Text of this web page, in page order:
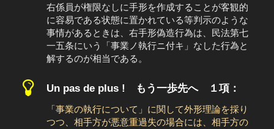
右係員が権限なしに手形を作成することが客観的
に容易である状態に置かれている等判示のような
事情があるときは、右手形偽造行為は、民法第七
一五条にいう「事業ノ執行ニ付キ」なした行為と
解するのが相当である。
Un pas de plus ! もう一歩先へ １項：
「事業の執行について」に関して外形理論を採り
つつ、相手方が悪意重過失の場合には、相手方の